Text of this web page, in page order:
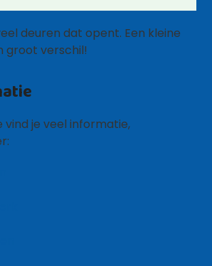
deuren dat opent. Een kleine
groot verschil!
vind je veel informatie,